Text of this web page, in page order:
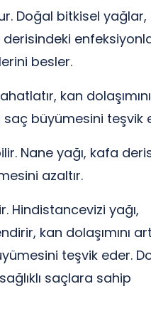
Doğal bitkisel yağlar,
besler.
kan dolaşımını
büyümesini teşvik
Nane yağı, kafa
azaltır.
Hindistancevizi yağı,
kan dolaşımını
teşvik eder.
saçlara sahip